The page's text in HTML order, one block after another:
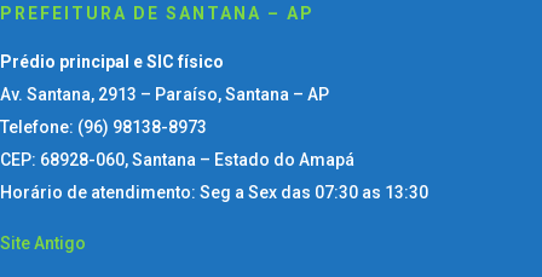
PREFEITURA DE SANTANA – AP
Prédio principal e SIC físico
Av. Santana, 2913 – Paraíso, Santana – AP
Telefone: (96) 98138-8973
CEP: 68928-060, Santana – Estado do Amapá
Horário de atendimento: Seg a Sex das 07:30 as 13:30
Site Antigo